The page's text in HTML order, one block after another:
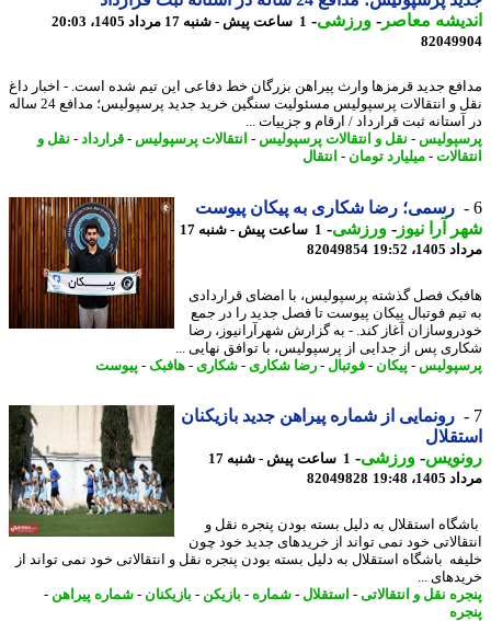
معاصر-ورزشی-1 ساعت پیش - شنبه 17 مرداد 1405، 20:03
جدید قرمزها وارث پیراهن بزرگان خط دفاعی این تیم شده است. - اخبار داغ
نقل و انتقالات پرسپولیس مسئولیت سنگین خرید جدید پرسپولیس؛ مدافع 24 ساله
ثبت قرارداد / ارقام و جزییات ...
-نقل و انتقالات پرسپولیس-انتقالات پرسپولیس-قرارداد -نقل و
-میلیارد تومان-انتقال
رسمی؛ رضا شکاری به پیکان پیوست
آرا نیوز-ورزشی-
1 ساعت پیش - شنبه 17
19:52
82049854
فصل گذشته پرسپولیس، با امضای قراردادی
فوتبال پیکان پیوست تا فصل جدید را در جمع
آغاز کند. - به گزارش شهرآرانیوز، رضا
پس از جدایی از پرسپولیس، با توافق نهایی ...
-پیکان-فوتبال-رضا شکاری- شکاری- هافبک-پیوست
رونمایی از شماره پیراهن جدید بازیکنان
-ورزشی-
1 ساعت پیش - شنبه 17
19:48
82049828
استقلال به دلیل بسته بودن پنجره نقل و
خود نمی تواند از خریدهای جدید خود چون
باشگاه استقلال به دلیل بسته بودن پنجره نقل و انتقالاتی خود نمی تواند از
...
نقل و انتقالاتی-استقلال-شماره-بازیکن -بازیکنان-شماره پیراهن